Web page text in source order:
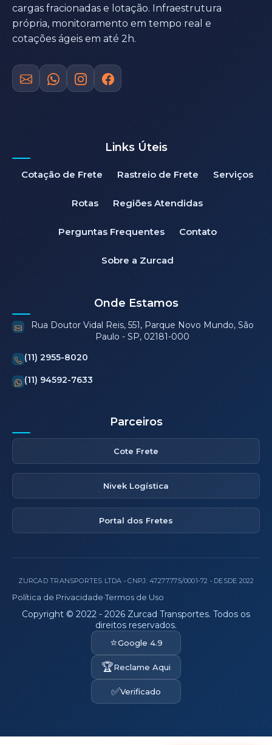
cargas fracionadas e lotação. Infraestrutura
própria, monitoramento em tempo real e
cotações ágeis em até 2h.
Links Úteis
Cotação de Frete Rastreio de Frete Serviços
Rotas Regiões Atendidas
Perguntas Frequentes Contato
Sobre a Zurcad
Onde Estamos
Rua Doutor Vidal Reis, 551, Parque Novo Mundo, São
Paulo - SP, 02181-000
(11) 2955-8020
(11) 94592-7633
Parceiros
Cote Frete
Nivek Logística
Portal dos Fretes
ZURCAD TRANSPORTES LTDA • CNPJ: 47.277.775/0001-72 • DESDE 2022
Política de Privacidade·Termos de Uso
Copyright © 2022 - 2026 Zurcad Transportes. Todos os
direitos reservados.
⭐Google 4.9
🏆Reclame Aqui
✅Verificado